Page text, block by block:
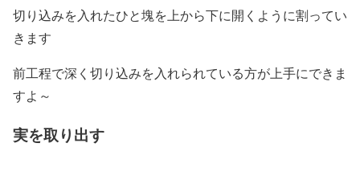
切り込みを入れたひと塊を上から下に開くように割ってい
きます
前工程で深く切り込みを入れられている方が上手にできま
すよ～
実を取り出す